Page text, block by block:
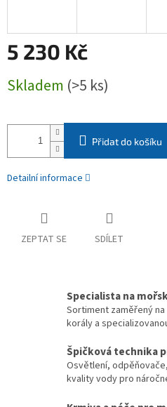
5 230 Kč
cena:
Skladem (>5 ks)
Přidat do košíku
Detailní informace
ZEPTAT SE SDÍLET
Specialista na
Sortiment zaměřený
korály a
Špičková technika
Osvětlení,
kvality vody pro